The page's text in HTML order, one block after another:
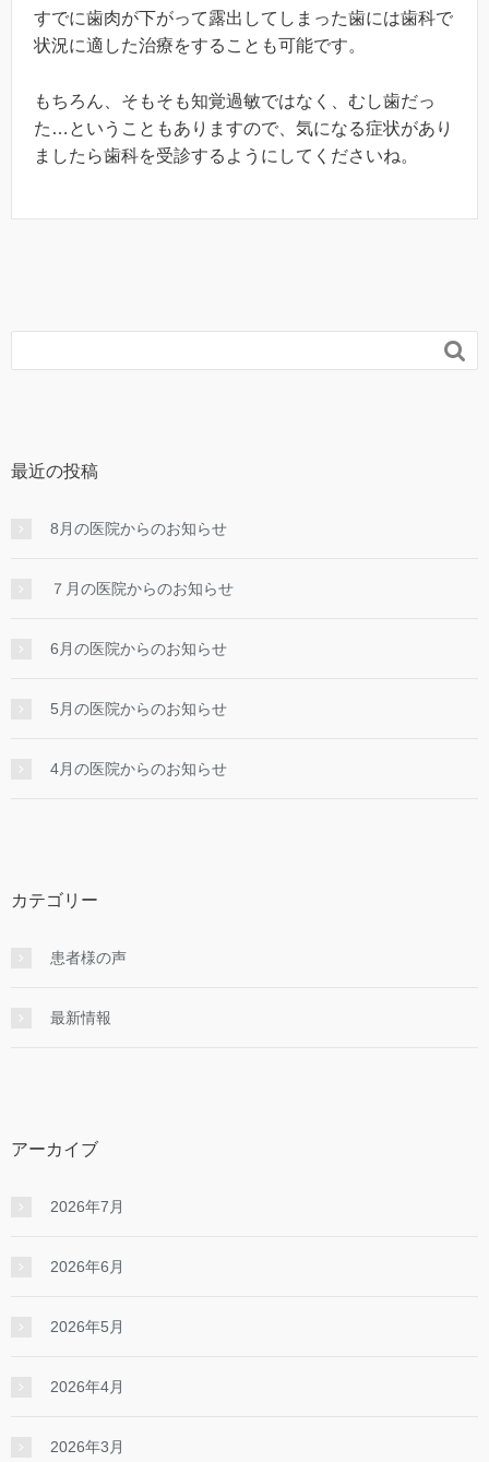
すでに歯肉が下がって露出してしまった歯には歯科で
状況に適した治療をすることも可能です。
もちろん、そもそも知覚過敏ではなく、むし歯だっ
た…ということもありますので、気になる症状があり
ましたら歯科を受診するようにしてくださいね。

最近の投稿
8月の医院からのお知らせ
７月の医院からのお知らせ
6月の医院からのお知らせ
5月の医院からのお知らせ
4月の医院からのお知らせ
カテゴリー
患者様の声
最新情報
アーカイブ
2026年7月
2026年6月
2026年5月
2026年4月
2026年3月